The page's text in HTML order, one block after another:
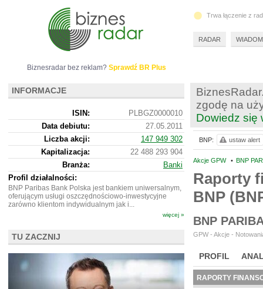
zgodę na
Dowiedz się
Akcje GPW • BNP
Raporty
BNP
BNP
GPW - Akcje -
PROFIL
WYCENA BR
RAPORTY
BNP: ustaw alert
Biznesradar bez reklam? Sprawdź BR Plus
INFORMACJE
ISIN:
PLBGZ0000010
Data debiutu:
27.05.2011
Liczba akcji:
147 949 302
Kapitalizacja:
22 488 293 904
Branża:
Banki
Profil działalności:
BNP Paribas Bank Polska jest bankiem uniwersalnym,
oferującym usługi oszczędnościowo-inwestycyjne
zarówno klientom indywidualnym jak i...
więcej »
TU ZACZNIJ
Trwa łączenie z
RADAR